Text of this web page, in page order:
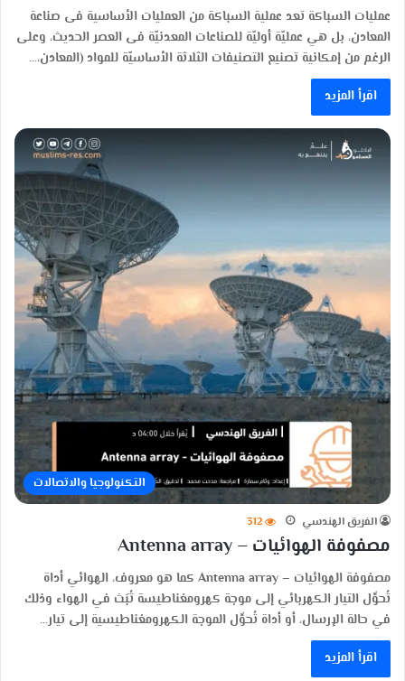
عمليات السباكة تعد عملية السباكة من العمليات الأساسية فى صناعة
المعادن، بل هي عمليّة أوليّة للصناعات المعدنيّة فى العصر الحديث، وعلى
الرغم من إمكانية تصنيع التصنيفات الثلاثة الأساسيّة للمواد (المعادن،…
اقرأ المزيد
التكنولوجيا والاتصالات
الفريق الهندسي 312
مصفوفة الهوائيات – Antenna array
مصفوفة الهوائيات – Antenna array كما هو معروف، الهوائي أداة
تُحوِّل التيار الكهربائي إلى موجة كهرومغناطيسة تُبَث في الهواء وذلك
في حالة الإرسال، أو أداة تُحوِّل الموجة الكهرومغناطيسية إلى تيار…
اقرأ المزيد